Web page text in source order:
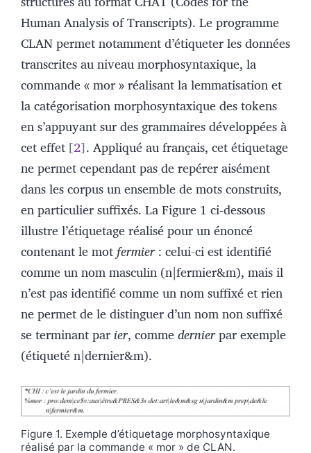
Human Analysis of Transcripts). Le programme
CLAN permet notamment d’étiqueter les données
transcrites au niveau morphosyntaxique, la
commande « mor » réalisant la lemmatisation et
la catégorisation morphosyntaxique des tokens
en s’appuyant sur des grammaires développées à
cet effet 2 . Appliqué au français, cet étiquetage
ne permet cependant pas de repérer aisément
dans les corpus un ensemble de mots construits,
en particulier suffixés. La Figure 1 ci‑dessous
illustre l’étiquetage réalisé pour un énoncé
contenant le motfermier: celui-ci est identifié
comme un nom masculin (n|fermier&m), mais il
n’est pas identifié comme un nom suffixé et rien
ne permet de le distinguer d’un nom non suffixé
se terminant parier, commedernierpar exemple
(étiqueté n|dernier&m).
Figure 1. Exemple d’étiquetage morphosyntaxique
réalisé par la commande « mor » de CLAN.